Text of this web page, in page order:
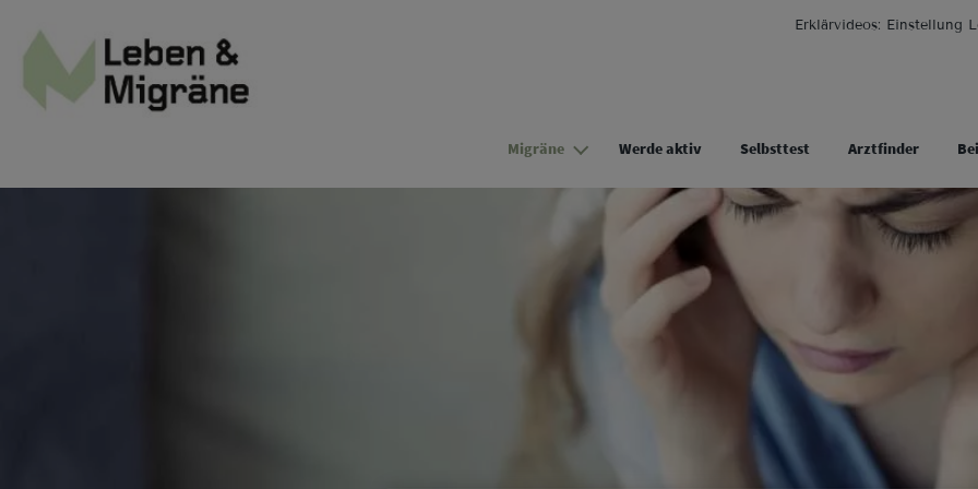
Site Logo
Erklärvideos: Einstellung
Migräne Werde aktiv Selbsttest Arztfinder